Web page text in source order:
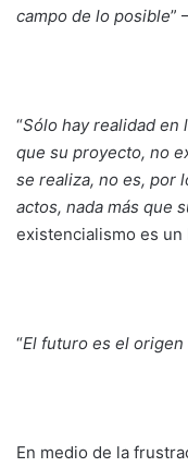
campo de lo posible”
“Sólo hay realidad en
que su proyecto, no
se realiza, no es, por
actos, nada más que
existencialismo es un
“El futuro es el
En medio de la